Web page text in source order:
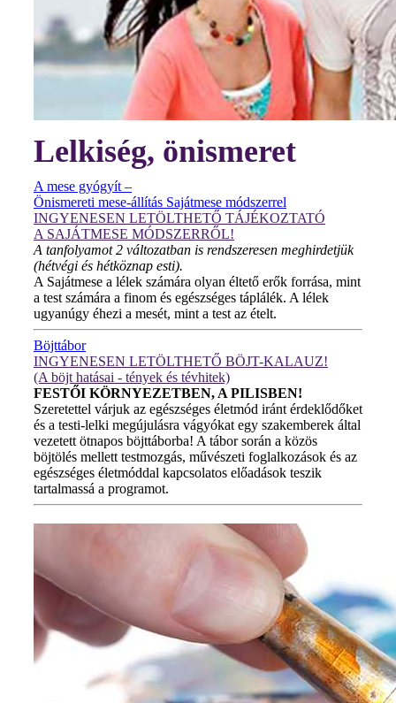
Lelkiség, önismeret
A mese gyógyít –
Önismereti mese-állítás Sajátmese módszerrel
INGYENESEN LETÖLTHETŐ TÁJÉKOZTATÓ
A SAJÁTMESE MÓDSZERRŐL!
A tanfolyamot 2 változatban is rendszeresen meghirdetjük
(hétvégi és hétköznap esti).
A Sajátmese a lélek számára olyan éltető erők forrása, mint
a test számára a finom és egészséges táplálék. A lélek
ugyanúgy éhezi a mesét, mint a test az ételt.
Böjttábor
INGYENESEN LETÖLTHETŐ BÖJT-KALAUZ!
(A böjt hatásai - tények és tévhitek)
FESTŐI KÖRNYEZETBEN, A PILISBEN!
Szeretettel várjuk az egészséges életmód iránt érdeklődőket
és a testi-lelki megújulásra vágyókat egy szakemberek által
vezetett ötnapos böjttáborba! A tábor során a közös
böjtölés mellett testmozgás, művészeti foglalkozások és az
egészséges életmóddal kapcsolatos előadások teszik
tartalmassá a programot.